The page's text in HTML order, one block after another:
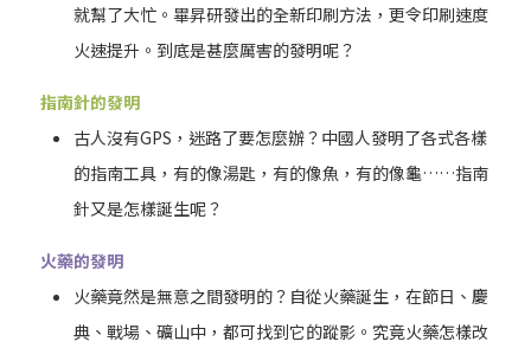
就幫了大忙。畢昇研發出的全新印刷方法，更令印刷速度
火速提升。到底是甚麼厲害的發明呢？
指南針的發明
古人沒有GPS，迷路了要怎麼辦？中國人發明了各式各樣
的指南工具，有的像湯匙，有的像魚，有的像龜……指南
針又是怎樣誕生呢？
火藥的發明
火藥竟然是無意之間發明的？自從火藥誕生，在節日、慶
典、戰場、礦山中，都可找到它的蹤影。究竟火藥怎樣改